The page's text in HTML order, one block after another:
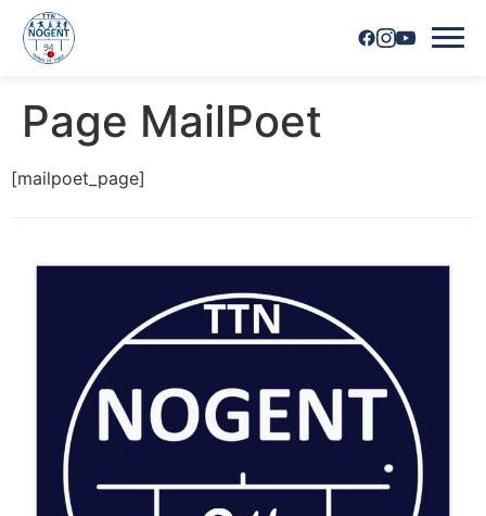
Accueil
Les joueurs
Les équipes
Vie du club
Page MailPoet
[mailpoet_page]